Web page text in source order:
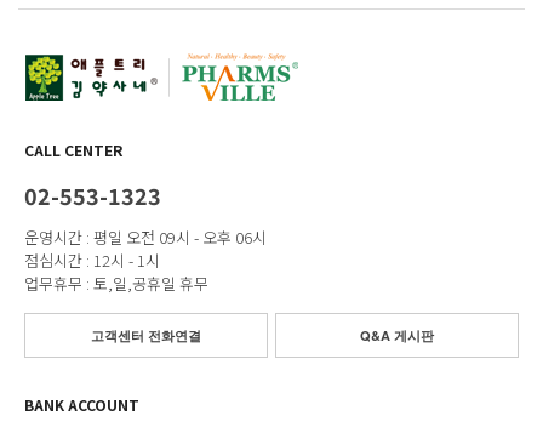
CALL CENTER
02-553-1323
운영시간 : 평일 오전 09시 - 오후 06시
점심시간 : 12시 - 1시
업무휴무 : 토,일,공휴일 휴무
고객센터 전화연결 Q&A 게시판
BANK ACCOUNT